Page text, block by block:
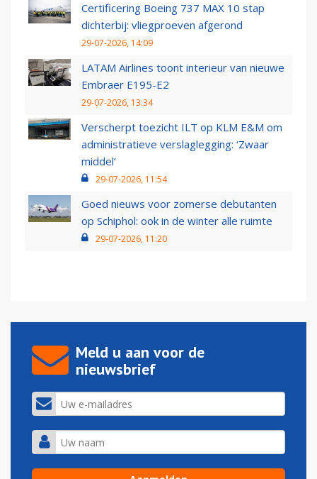
Certificering Boeing 737 MAX 10 stap
dichterbij: vliegproeven afgerond
29-07-2026, 14:09
LATAM Airlines toont interieur van nieuwe
Embraer E195-E2
29-07-2026, 13:34
Verscherpt toezicht ILT op KLM E&M om
administratieve verslaglegging: ‘Zwaar
middel’
29-07-2026, 11:54
Goed nieuws voor zomerse debutanten
op Schiphol: ook in de winter alle ruimte
29-07-2026, 11:20
Meld u aan voor de
nieuwsbrief